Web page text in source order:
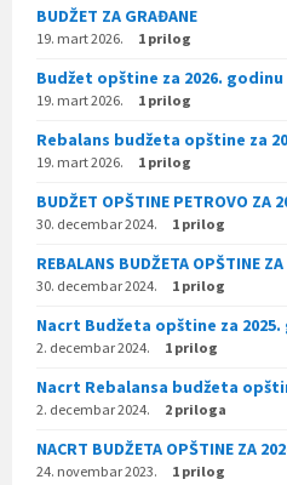
BUDŽET ZA GRAĐANE
19. mart 2026. 1 prilog
Budžet opštine za 2026. godinu
19. mart 2026. 1 prilog
Rebalans budžeta opštine za
19. mart 2026. 1 prilog
BUDŽET OPŠTINE PETROVO ZA
30. decembar 2024. 1 prilog
REBALANS BUDŽETA OPŠTINE
30. decembar 2024. 1 prilog
Nacrt Budžeta opštine za
2. decembar 2024. 1 prilog
Nacrt Rebalansa budžeta
2. decembar 2024. 2 priloga
NACRT BUDŽETA OPŠTINE ZA
24. novembar 2023. 1 prilog